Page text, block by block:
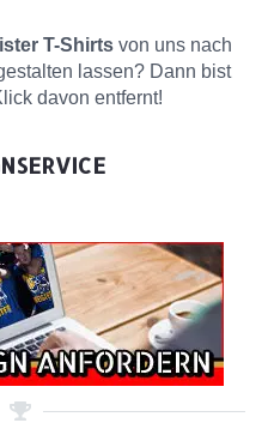
T-Shirts von uns nach
lassen? Dann bist
davon entfernt!